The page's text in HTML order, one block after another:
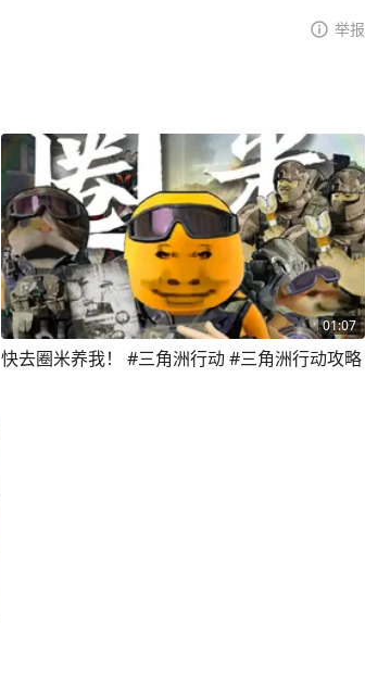
举报
01:07
快去圈米养我！ #三角洲行动 #三角洲行动攻略